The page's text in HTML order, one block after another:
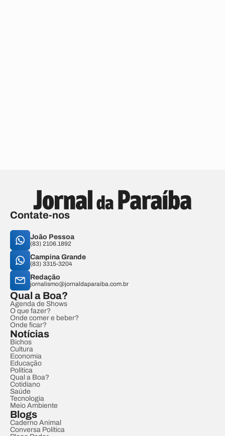
Contate-nos
João Pessoa
(83) 2106.1892
Campina Grande
(83) 3315-3204
Redação
jornalismo@jornaldaparaiba.com.br
Qual a Boa?
Agenda de Shows
O que fazer?
Onde comer e beber?
Onde ficar?
Notícias
Bichos
Cultura
Economia
Educação
Política
Qual a Boa?
Cotidiano
Saúde
Tecnologia
Meio Ambiente
Blogs
Caderno Animal
Conversa Política